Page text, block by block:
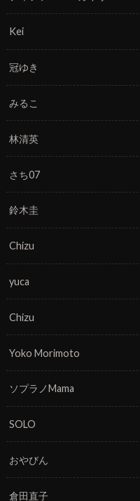
Kei
冠ゆき
みるこ
林清英
さち07
鈴木圭
Chizu
yuca
Chizu
Yoko Morimoto
ソプラノMama
SOLO
おやびん
倉田直子